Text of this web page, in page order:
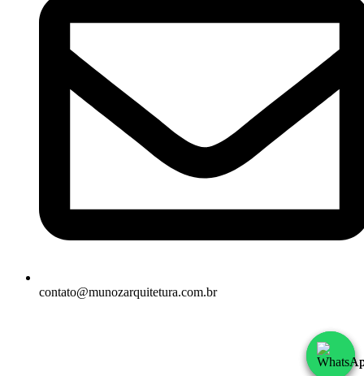
contato@munozarquitetura.com.br